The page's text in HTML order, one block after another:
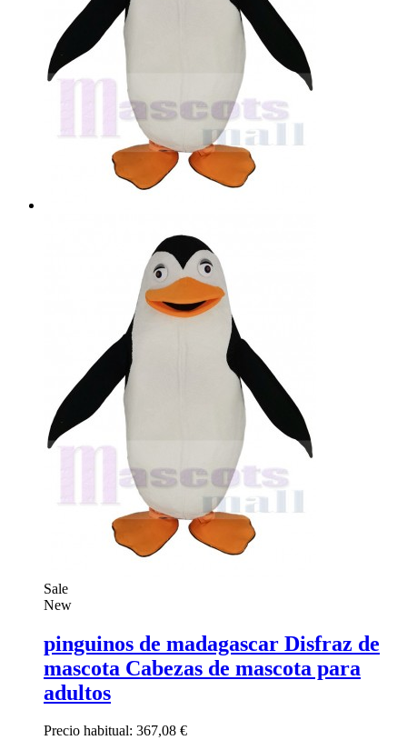
Sale
New
pinguinos de madagascar Disfraz de
mascota Cabezas de mascota para
adultos
Precio habitual: 367,08 €